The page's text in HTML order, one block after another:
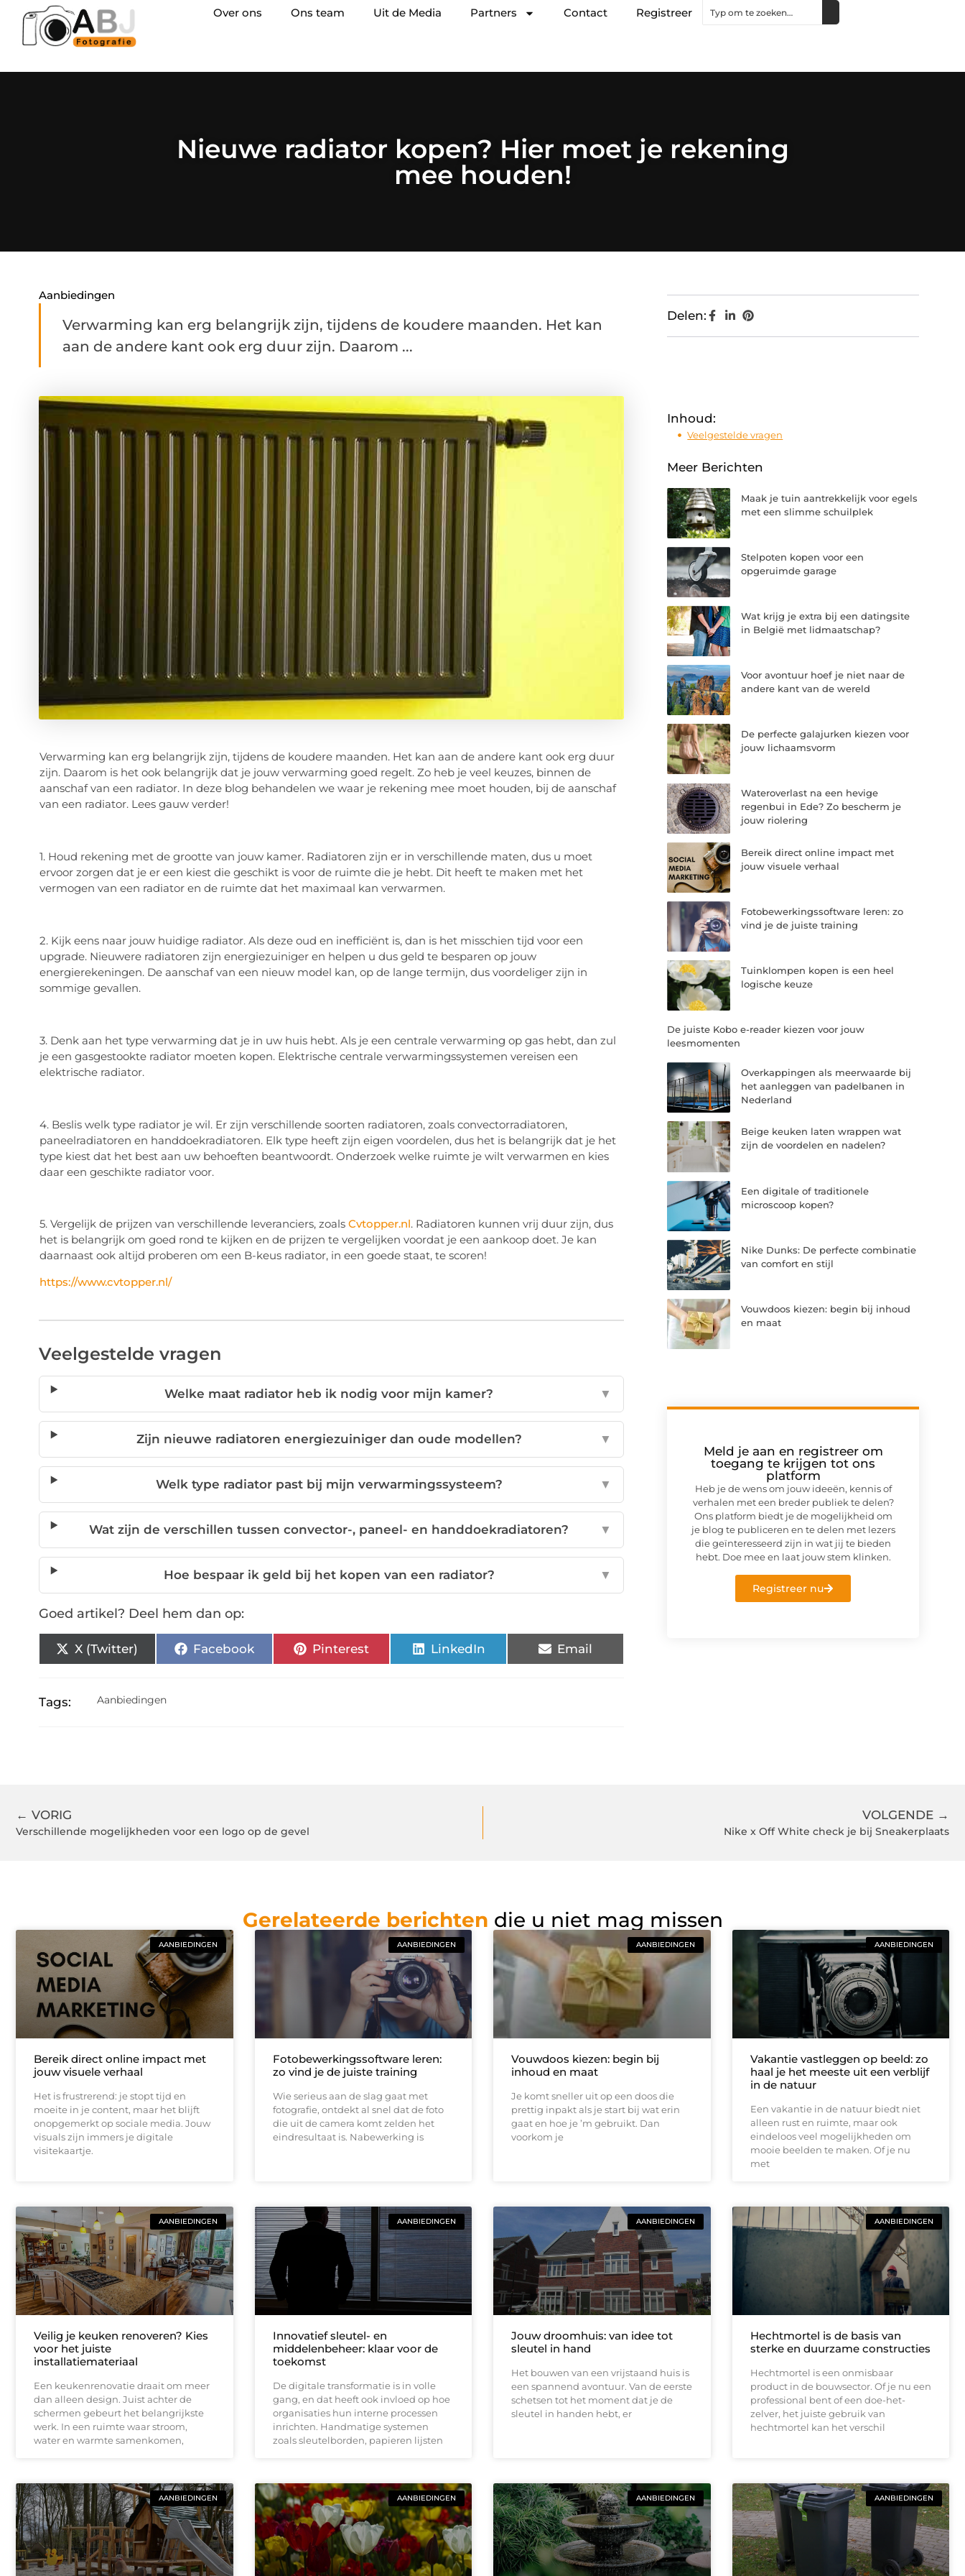
Over ons Ons team Uit de Media Partners Contact Registreer
Nieuwe radiator kopen? Hier moet je rekening
mee houden!
Aanbiedingen
Verwarming kan erg belangrijk zijn, tijdens de koudere maanden. Het kan
aan de andere kant ook erg duur zijn. Daarom ...
Verwarming kan erg belangrijk zijn, tijdens de koudere maanden. Het kan aan de andere kant ook erg duur
zijn. Daarom is het ook belangrijk dat je jouw verwarming goed regelt. Zo heb je veel keuzes, binnen de
aanschaf van een radiator. In deze blog behandelen we waar je rekening mee moet houden, bij de aanschaf
van een radiator. Lees gauw verder!
1. Houd rekening met de grootte van jouw kamer. Radiatoren zijn er in verschillende maten, dus u moet
ervoor zorgen dat je er een kiest die geschikt is voor de ruimte die je hebt. Dit heeft te maken met het
vermogen van een radiator en de ruimte dat het maximaal kan verwarmen.
2. Kijk eens naar jouw huidige radiator. Als deze oud en inefficiënt is, dan is het misschien tijd voor een
upgrade. Nieuwere radiatoren zijn energiezuiniger en helpen u dus geld te besparen op jouw
energierekeningen. De aanschaf van een nieuw model kan, op de lange termijn, dus voordeliger zijn in
sommige gevallen.
3. Denk aan het type verwarming dat je in uw huis hebt. Als je een centrale verwarming op gas hebt, dan zul
je een gasgestookte radiator moeten kopen. Elektrische centrale verwarmingssystemen vereisen een
elektrische radiator.
4. Beslis welk type radiator je wil. Er zijn verschillende soorten radiatoren, zoals convectorradiatoren,
paneelradiatoren en handdoekradiatoren. Elk type heeft zijn eigen voordelen, dus het is belangrijk dat je het
type kiest dat het best aan uw behoeften beantwoordt. Onderzoek welke ruimte je wilt verwarmen en kies
daar een geschikte radiator voor.
5. Vergelijk de prijzen van verschillende leveranciers, zoals Cvtopper.nl. Radiatoren kunnen vrij duur zijn, dus
het is belangrijk om goed rond te kijken en de prijzen te vergelijken voordat je een aankoop doet. Je kan
daarnaast ook altijd proberen om een B-keus radiator, in een goede staat, te scoren!
https://www.cvtopper.nl/
Veelgestelde vragen
Welke maat radiator heb ik nodig voor mijn kamer? ▼
Zijn nieuwe radiatoren energiezuiniger dan oude modellen? ▼
Welk type radiator past bij mijn verwarmingssysteem? ▼
Wat zijn de verschillen tussen convector-, paneel- en handdoekradiatoren? ▼
Hoe bespaar ik geld bij het kopen van een radiator? ▼
Goed artikel? Deel hem dan op:
X (Twitter) Facebook Pinterest LinkedIn Email
Tags: Aanbiedingen
Delen:
Inhoud:
Veelgestelde vragen
Meer Berichten
Maak je tuin aantrekkelijk voor egels
met een slimme schuilplek
Stelpoten kopen voor een
opgeruimde garage
Wat krijg je extra bij een datingsite
in België met lidmaatschap?
Voor avontuur hoef je niet naar de
andere kant van de wereld
De perfecte galajurken kiezen voor
jouw lichaamsvorm
Wateroverlast na een hevige
regenbui in Ede? Zo bescherm je
jouw riolering
Bereik direct online impact met
jouw visuele verhaal
Fotobewerkingssoftware leren: zo
vind je de juiste training
Tuinklompen kopen is een heel
logische keuze
De juiste Kobo e-reader kiezen voor jouw
leesmomenten
Overkappingen als meerwaarde bij
het aanleggen van padelbanen in
Nederland
Beige keuken laten wrappen wat
zijn de voordelen en nadelen?
Een digitale of traditionele
microscoop kopen?
Nike Dunks: De perfecte combinatie
van comfort en stijl
Vouwdoos kiezen: begin bij inhoud
en maat
Meld je aan en registreer om
toegang te krijgen tot ons
platform
Heb je de wens om jouw ideeën, kennis of
verhalen met een breder publiek te delen?
Ons platform biedt je de mogelijkheid om
je blog te publiceren en te delen met lezers
die geïnteresseerd zijn in wat jij te bieden
hebt. Doe mee en laat jouw stem klinken.
Registreer nu
← VORIG
Verschillende mogelijkheden voor een logo op de gevel
VOLGENDE →
Nike x Off White check je bij Sneakerplaats
Gerelateerde berichten die u niet mag missen
AANBIEDINGEN
Bereik direct online impact met
jouw visuele verhaal
Het is frustrerend: je stopt tijd en
moeite in je content, maar het blijft
onopgemerkt op sociale media. Jouw
visuals zijn immers je digitale
visitekaartje.
AANBIEDINGEN
Fotobewerkingssoftware leren:
zo vind je de juiste training
Wie serieus aan de slag gaat met
fotografie, ontdekt al snel dat de foto
die uit de camera komt zelden het
eindresultaat is. Nabewerking is
AANBIEDINGEN
Vouwdoos kiezen: begin bij
inhoud en maat
Je komt sneller uit op een doos die
prettig inpakt als je start bij wat erin
gaat en hoe je ’m gebruikt. Dan
voorkom je
AANBIEDINGEN
Vakantie vastleggen op beeld: zo
haal je het meeste uit een verblijf
in de natuur
Een vakantie in de natuur biedt niet
alleen rust en ruimte, maar ook
eindeloos veel mogelijkheden om
mooie beelden te maken. Of je nu
met
AANBIEDINGEN
Veilig je keuken renoveren? Kies
voor het juiste
installatiemateriaal
Een keukenrenovatie draait om meer
dan alleen design. Juist achter de
schermen gebeurt het belangrijkste
werk. In een ruimte waar stroom,
water en warmte samenkomen,
AANBIEDINGEN
Innovatief sleutel- en
middelenbeheer: klaar voor de
toekomst
De digitale transformatie is in volle
gang, en dat heeft ook invloed op hoe
organisaties hun interne processen
inrichten. Handmatige systemen
zoals sleutelborden, papieren lijsten
AANBIEDINGEN
Jouw droomhuis: van idee tot
sleutel in hand
Het bouwen van een vrijstaand huis is
een spannend avontuur. Van de eerste
schetsen tot het moment dat je de
sleutel in handen hebt, er
AANBIEDINGEN
Hechtmortel is de basis van
sterke en duurzame constructies
Hechtmortel is een onmisbaar
product in de bouwsector. Of je nu een
professional bent of een doe-het-
zelver, het juiste gebruik van
hechtmortel kan het verschil
AANBIEDINGEN AANBIEDINGEN AANBIEDINGEN AANBIEDINGEN